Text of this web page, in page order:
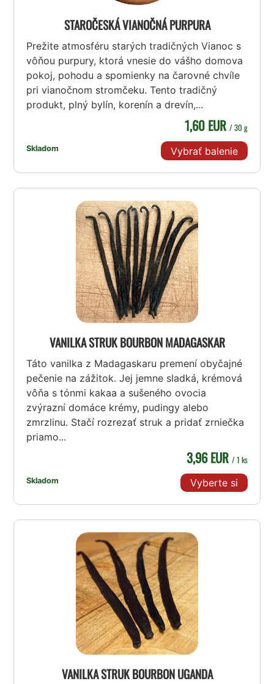
STAROČESKÁ VIANOČNÁ PURPURA
Prežite atmosféru starých tradičných Vianoc s
vôňou purpury, ktorá vnesie do vášho domova
pokoj, pohodu a spomienky na čarovné chvíle
pri vianočnom stromčeku. Tento tradičný
produkt, plný bylín, korenín a drevín,...
Skladom
1,60 EUR / 30 g
Vybrať balenie
VANILKA STRUK BOURBON MADAGASKAR
Táto vanilka z Madagaskaru premení obyčajné
pečenie na zážitok. Jej jemne sladká, krémová
vôňa s tónmi kakaa a sušeného ovocia
zvýrazní domáce krémy, pudingy alebo
zmrzlinu. Stačí rozrezať struk a pridať zrniečka
priamo...
Skladom
3,96 EUR / 1 ks
Vyberte si
VANILKA STRUK BOURBON UGANDA